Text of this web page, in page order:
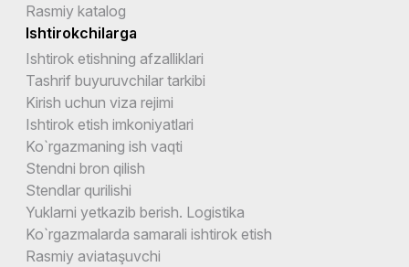
Rasmiy katalog
Ishtirokchilarga
Ishtirok etishning afzalliklari
Tashrif buyuruvchilar tarkibi
Kirish uchun viza rejimi
Ishtirok etish imkoniyatlari
Ko`rgazmaning ish vaqti
Stendni bron qilish
Stendlar qurilishi
Yuklarni yetkazib berish. Logistika
Ko`rgazmalarda samarali ishtirok etish
Rasmiy aviataşuvchi